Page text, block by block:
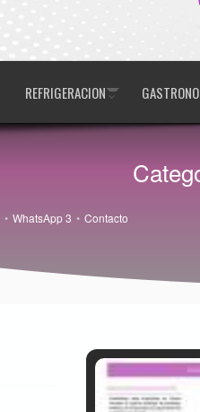
REFRIGERACION
WhatsApp 3 Contacto